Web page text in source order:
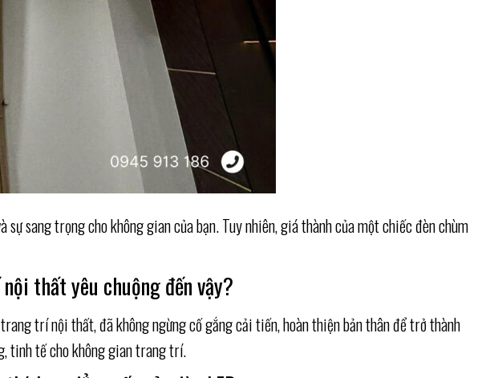
sang trọng cho không gian của bạn. Tuy nhiên, giá thành của một chiếc đèn chùm
thất yêu chuộng đến vậy?
trí nội thất, đã không ngừng cố gắng cải tiến, hoàn thiện bản thân để trở thành
tinh tế cho không gian trang trí.